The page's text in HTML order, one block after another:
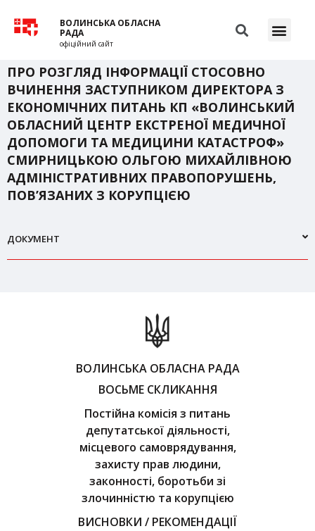
ВОЛИНСЬКА ОБЛАСНА
РАДА
офіційний сайт
ПРО РОЗГЛЯД ІНФОРМАЦІЇ СТОСОВНО
ВЧИНЕННЯ ЗАСТУПНИКОМ ДИРЕКТОРА З
ЕКОНОМІЧНИХ ПИТАНЬ КП «ВОЛИНСЬКИЙ
ОБЛАСНИЙ ЦЕНТР ЕКСТРЕНОЇ МЕДИЧНОЇ
ДОПОМОГИ ТА МЕДИЦИНИ КАТАСТРОФ»
СМИРНИЦЬКОЮ ОЛЬГОЮ МИХАЙЛІВНОЮ
АДМІНІСТРАТИВНИХ ПРАВОПОРУШЕНЬ,
ПОВ’ЯЗАНИХ З КОРУПЦІЄЮ
ДОКУМЕНТ
ВОЛИНСЬКА ОБЛАСНА РАДА
ВОСЬМЕ СКЛИКАННЯ
Постійна комісія з питань
депутатської діяльності,
місцевого самоврядування,
захисту прав людини,
законності, боротьби зі
злочинністю та корупцією
ВИСНОВКИ / РЕКОМЕНДАЦІЇ